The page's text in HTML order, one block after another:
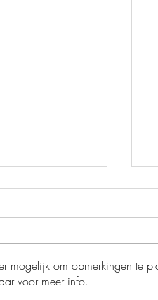
mogelijk om opmerkingen te
voor meer info.